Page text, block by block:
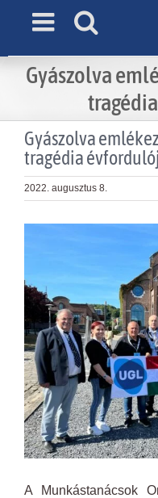
Gyászolva
Gyászolva
tragédia
2022. augusztus 8.
A Munkástanácsok